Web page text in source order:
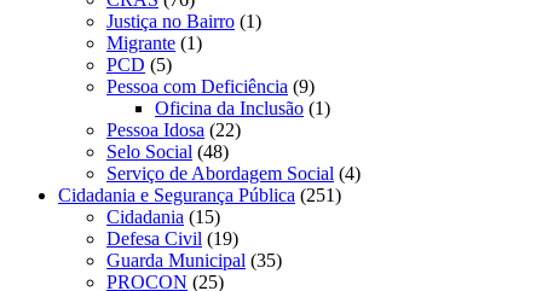
Justiça no Bairro (1)
Migrante (1)
PCD (5)
Pessoa com Deficiência (9)
Oficina da Inclusão (1)
Pessoa Idosa (22)
Selo Social (48)
Serviço de Abordagem Social (4)
Cidadania e Segurança Pública (251)
Cidadania (15)
Defesa Civil (19)
Guarda Municipal (35)
PROCON (25)